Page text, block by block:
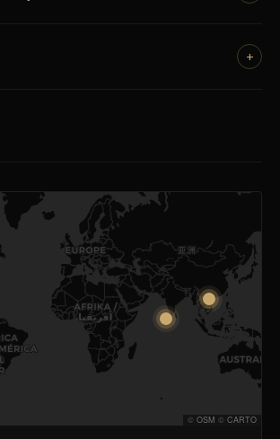
+
© OSM © CARTO